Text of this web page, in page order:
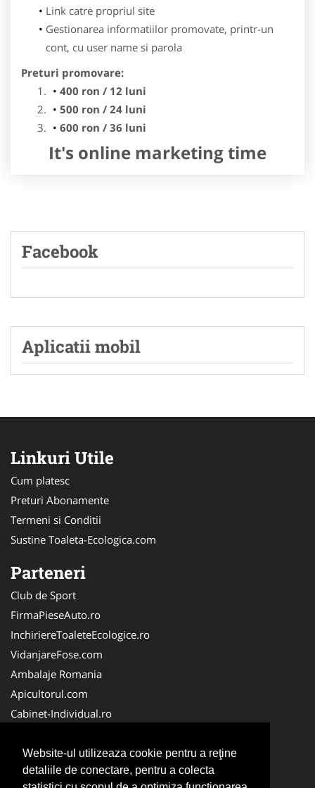
Website-ul utilizeaza cookie pentru a reţine
detaliile de conectare, pentru a colecta
Link catre propriul site
Gestionarea informatiilor promovate, printr-un
cont, cu user name si parola
Preturi promovare:
400 ron / 12 luni
500 ron / 24 luni
600 ron / 36 luni
It's online marketing time
Facebook
Aplicatii mobil
Linkuri Utile
Cum platesc
Preturi Abonamente
Termeni si Conditii
Sustine Toaleta-Ecologica.com
Parteneri
Club de Sport
FirmaPieseAuto.ro
InchiriereToaleteEcologice.ro
VidanjareFose.com
Ambalaje Romania
Apicultorul.com
Cabinet-Individual.ro
ConstructiiHaleMetalice.ro
FirmaDeratizare.ro